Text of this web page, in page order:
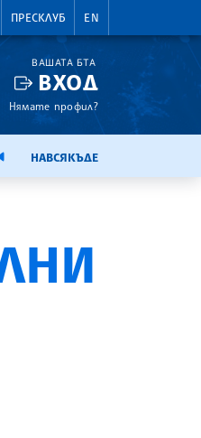
ПРЕСКЛУБ EN
ВАШАТА БТА
ВХОД
Нямате профил?
ЕМИСИЯНАВСЯКЪДЕ